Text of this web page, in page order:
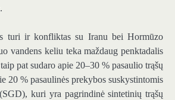
turi ir konfliktas su Iranu bei Hormūzo
vandens keliu teka maždaug penktadalis
pat sudaro apie 20–30 % pasaulio trąšų
20 % pasaulinės prekybos suskystintomis
kuri yra pagrindinė sintetinių trąšų